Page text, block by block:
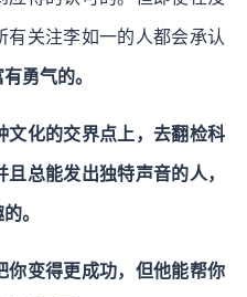
关注李如一的人都会承认
勇气的。
文化的交界点上，去翻检科
总能发出独特声音的人，
。
你变得更成功，但他能帮你